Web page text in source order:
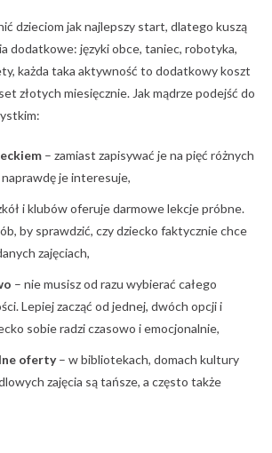
dzieciom jak najlepszy start, dlatego kuszą
dodatkowe: języki obce, taniec, robotyka,
każda taka aktywność to dodatkowy koszt
złotych miesięcznie. Jak mądrze podejść do
– zamiast zapisywać je na pięć różnych
naprawdę je interesuje,
i klubów oferuje darmowe lekcje próbne.
by sprawdzić, czy dziecko faktycznie chce
zajęciach,
– nie musisz od razu wybierać całego
Lepiej zacząć od jednej, dwóch opcji i
sobie radzi czasowo i emocjonalnie,
oferty– w bibliotekach, domach kultury
zajęcia są tańsze, a często także